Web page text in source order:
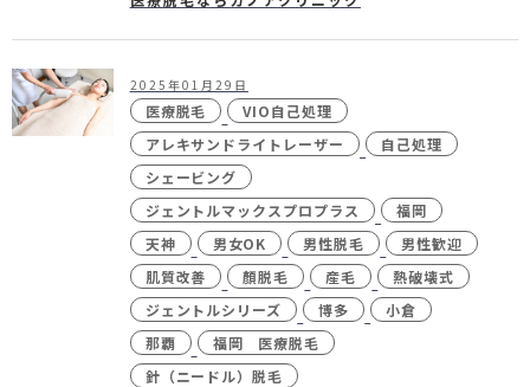
2025年01月29日
医療脱毛
VIO自己処理
アレキサンドライトレーザー
自己処理
シェービング
ジェントルマックスプロプラス
福岡
天神
男女OK 男性脱毛
男性歓迎
肌質改善
顏脱毛 産毛
熱破壊式
ジェントルシリーズ
博多
小倉
那覇
福岡 医療脱毛
針（ニードル）脱毛